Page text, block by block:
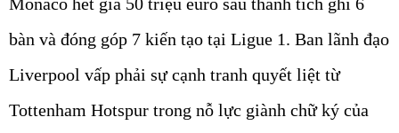
bàn và đóng góp 7 kiến tạo tại Ligue 1. Ban lãnh đạo
Liverpool vấp phải sự cạnh tranh quyết liệt từ
Tottenham Hotspur trong nỗ lực giành chữ ký của